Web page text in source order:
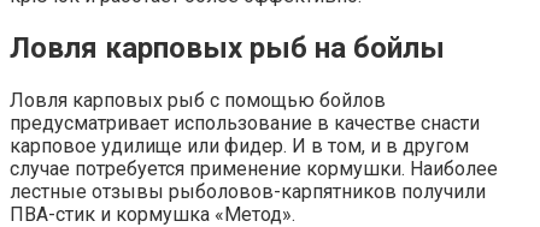
Ловля карповых рыб на бойлы
Ловля карповых рыб с помощью бойлов
предусматривает использование в качестве снасти
карповое удилище или фидер. И в том, и в другом
случае потребуется применение кормушки. Наиболее
лестные отзывы рыболовов-карпятников получили
ПВА-стик и кормушка «Метод».